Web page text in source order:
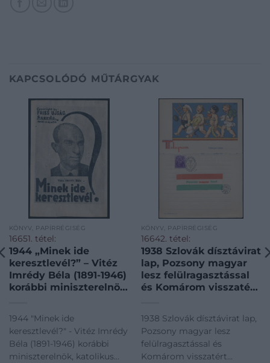
KAPCSOLÓDÓ MŰTÁRGYAK
KÖNYV, PAPÍRRÉGISÉG
16651. tétel:
1944 „Minek ide
keresztlevél?” – Vitéz
Imrédy Béla (1891-1946)
korábbi miniszterelnök,
ellenére mint zsidó
származású ember, a
Friss Újság gúnyrajzos
szórólapja, jó
1944 "Minek ide
keresztlevél?" - Vitéz Imrédy
Béla (1891-1946) korábbi
miniszterelnök, katolikus
KÖNYV, PAPÍRRÉGISÉG
16642. tétel:
1938 Szlovák dísztávirat
lap, Pozsony magyar
lesz felülragasztással
és Komárom visszatért
telegram sheet,
Bratislava becomes
Hungarian overprint
and Komárom returned
1938 Szlovák dísztávirat lap,
Pozsony magyar lesz
felülragasztással és
Komárom visszatért